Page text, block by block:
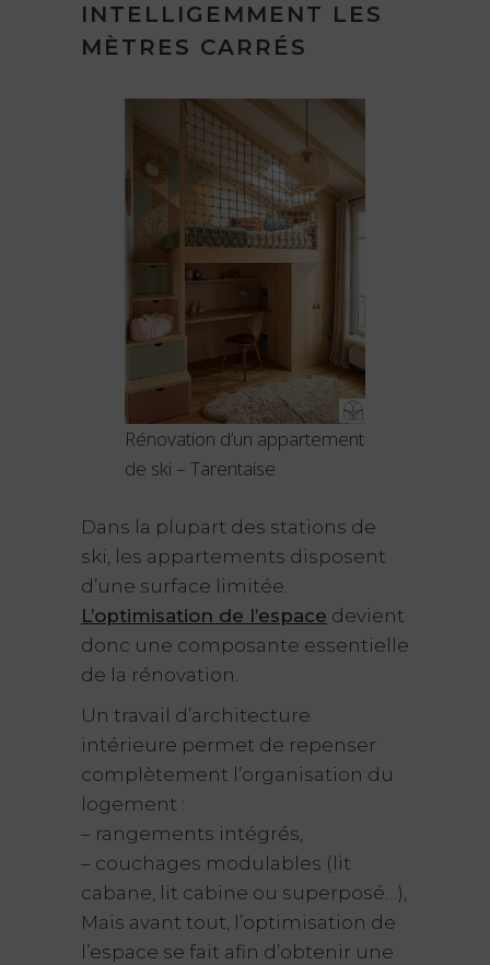
INTELLIGEMMENT LES
MÈTRES CARRÉS
Rénovation d’un appartement
de ski – Tarentaise
Dans la plupart des stations de
ski, les appartements disposent
d’une surface limitée.
L’optimisation de l’espace devient
donc une composante essentielle
de la rénovation.
Un travail d’architecture
intérieure permet de repenser
complètement l’organisation du
logement :
– rangements intégrés,
– couchages modulables (lit
cabane, lit cabine ou superposé…),
Mais avant tout, l’optimisation de
l’espace se fait afin d’obtenir une